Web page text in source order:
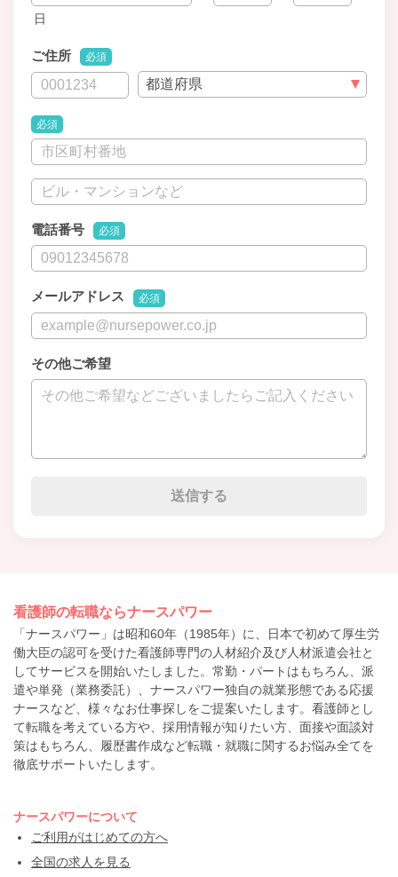
日
ご住所 必須
必須
電話番号 必須
メールアドレス 必須
その他ご希望
看護師の転職ならナースパワー
「ナースパワー」は昭和60年（1985年）に、日本で初めて厚生労
働大臣の認可を受けた看護師専門の人材紹介及び人材派遣会社と
してサービスを開始いたしました。常勤・パートはもちろん、派
遣や単発（業務委託）、ナースパワー独自の就業形態である応援
ナースなど、様々なお仕事探しをご提案いたします。看護師とし
て転職を考えている方や、採用情報が知りたい方、面接や面談対
策はもちろん、履歴書作成など転職・就職に関するお悩み全てを
徹底サポートいたします。
ナースパワーについて
ご利用がはじめての方へ
全国の求人を見る